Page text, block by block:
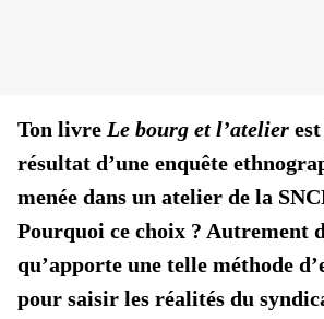
Ton livre Le bourg et l’atelier
résultat d’une enquête
menée dans un atelier de la
Pourquoi ce choix ? Autrement
qu’apporte une telle méthode
pour saisir les réalités du